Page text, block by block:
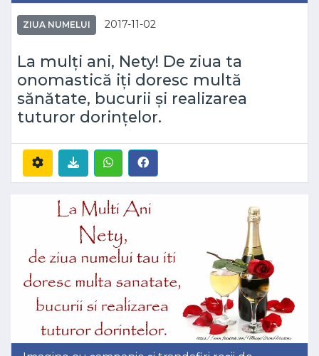
ZIUA NUMELUI 2017-11-02
La mulți ani, Nety! De ziua ta
onomastică iți doresc multă
sănătate, bucurii și realizarea
tuturor dorințelor.